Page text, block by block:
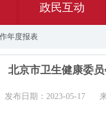
政民互动
年度报表
北京市卫生健康委
发布日期：2023-05-17